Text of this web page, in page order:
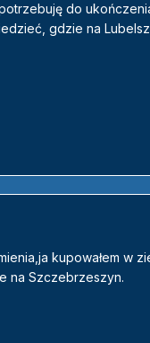
do
gdzie na
kupowałem w
na Szczebrzeszyn.